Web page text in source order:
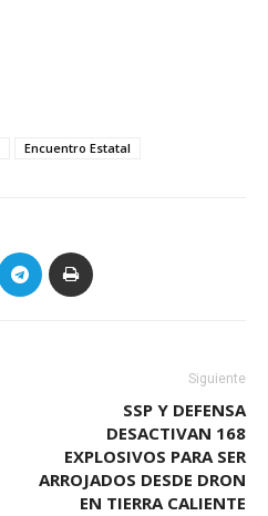
Encuentro Estatal
Siguiente
SSP Y DEFENSA
DESACTIVAN 168
EXPLOSIVOS PARA SER
ARROJADOS DESDE DRON
EN TIERRA CALIENTE